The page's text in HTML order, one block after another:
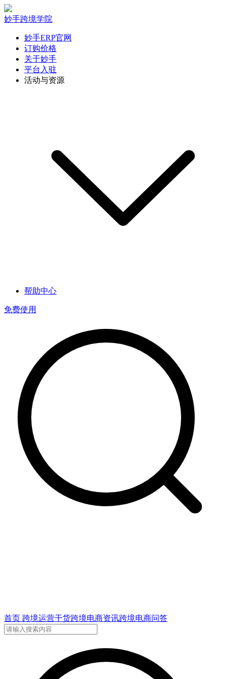
妙手跨境学院
妙手ERP官网
订购价格
关于妙手
平台入驻
活动与资源
帮助中心
免费使用
首页 跨境运营干货跨境电商资讯跨境电商问答